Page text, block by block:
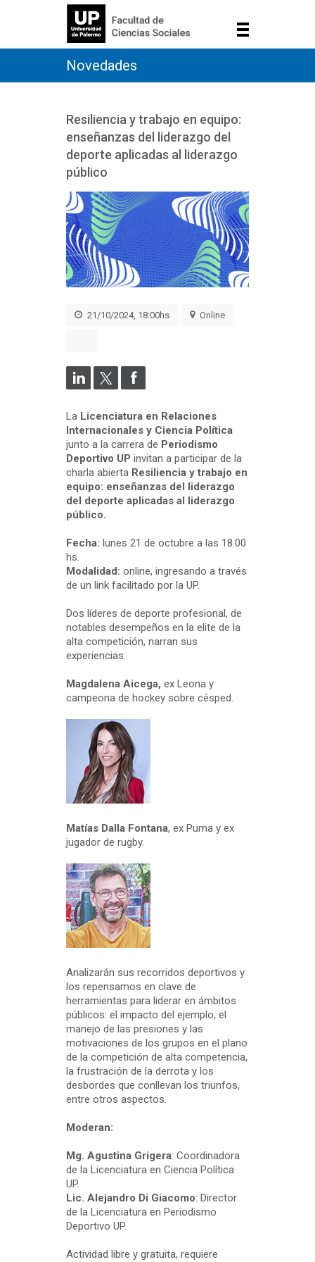
Novedades
Resiliencia y trabajo en equipo:
enseñanzas del liderazgo del
deporte aplicadas al liderazgo
público
21/10/2024, 18:00hs Online
La Licenciatura en Relaciones
Internacionales y Ciencia Política
junto a la carrera de Periodismo
Deportivo UP invitan a participar de la
charla abierta Resiliencia y trabajo en
equipo: enseñanzas del liderazgo
del deporte aplicadas al liderazgo
público.
Fecha: lunes 21 de octubre a las 18.00
hs.
Modalidad: online, ingresando a través
de un link facilitado por la UP.
Dos líderes de deporte profesional, de
notables desempeños en la elite de la
alta competición, narran sus
experiencias:
Magdalena Aicega, ex Leona y
campeona de hockey sobre césped.
Matías Dalla Fontana, ex Puma y ex
jugador de rugby.
Analizarán sus recorridos deportivos y
los repensamos en clave de
herramientas para liderar en ámbitos
públicos: el impacto del ejemplo, el
manejo de las presiones y las
motivaciones de los grupos en el plano
de la competición de alta competencia,
la frustración de la derrota y los
desbordes que conllevan los triunfos,
entre otros aspectos.
Moderan:
Mg. Agustina Grigera: Coordinadora
de la Licenciatura en Ciencia Política
UP.
Lic. Alejandro Di Giacomo: Director
de la Licenciatura en Periodismo
Deportivo UP.
Actividad libre y gratuita, requiere